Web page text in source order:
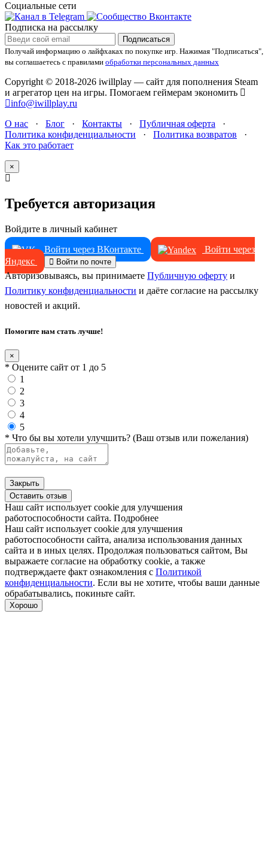
Социальные сети
Подписка на рассылку
Подписаться
Получай информацию о лайфхаках по покупке игр. Нажимая "Подписаться",
вы соглашаетесь с правилами обработки персональных данных
Copyright © 2018-2026 iwillplay — сайт для пополнения Steam
и агрегатор цен на игры. Помогаем геймерам экономить
info@iwillplay.ru
О нас · Блог · Контакты · Публичная оферта ·
Политика конфиденциальности · Политика возвратов ·
Как это работает
×
Требуется авторизация
Войдите в личный кабинет
Войти через ВКонтакте
Войти через
Яндекс
Войти по почте
Авторизовываясь, вы принимаете Публичную оферту и
Политику конфиденциальности и даёте согласие на рассылку
новостей и акций.
Помогите нам стать лучше!
×
* Оцените сайт от 1 до 5
1
2
3
4
5
* Что бы вы хотели улучшить? (Ваш отзыв или пожелания)
Закрыть
Оставить отзыв
Наш сайт использует cookie для улучшения
работоспособности сайта. Подробнее
Наш сайт использует cookie для улучшения
работоспособности сайта, анализа использования данных
сайта и в иных целях. Продолжая пользоваться сайтом, Вы
выражаете согласие на обработку cookie, а также
подтверждаете факт ознакомления с Политикой
конфиденциальности. Если вы не хотите, чтобы ваши данные
обрабатывались, покиньте сайт.
Хорошо